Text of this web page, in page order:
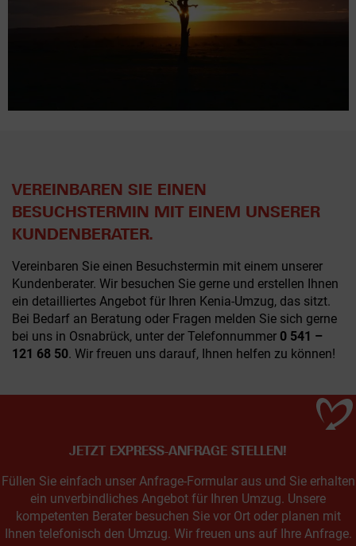
VEREINBAREN SIE EINEN
BESUCHSTERMIN MIT EINEM UNSERER
KUNDENBERATER.
Vereinbaren Sie einen Besuchstermin mit einem unserer
Kundenberater. Wir besuchen Sie gerne und erstellen Ihnen
ein detailliertes Angebot für Ihren Kenia-Umzug, das sitzt.
Bei Bedarf an Beratung oder Fragen melden Sie sich gerne
bei uns in Osnabrück, unter der Telefonnummer 0 541 –
121 68 50. Wir freuen uns darauf, Ihnen helfen zu können!
JETZT EXPRESS-ANFRAGE STELLEN!
Füllen Sie einfach unser Anfrage-Formular aus und Sie erhalten
ein unverbindliches Angebot für Ihren Umzug. Unsere
kompetenten Berater besuchen Sie vor Ort oder planen mit
Ihnen telefonisch den Umzug. Wir freuen uns auf Ihre Anfrage.